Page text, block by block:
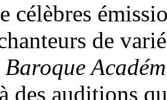
célèbres
de
Baroque
des auditions